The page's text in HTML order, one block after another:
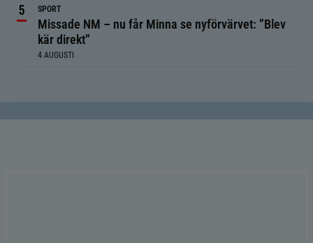
SPORT
Missade NM – nu får Minna se nyförvärvet: ”Blev
kär direkt”
4 AUGUSTI